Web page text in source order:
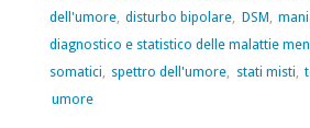
dell'umore, disturbo bipolare, DSM,
diagnostico e statistico delle malattie
somatici, spettro dell'umore, stati misti,
umore